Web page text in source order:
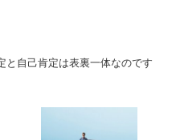
と自己肯定は表裏一体なのです